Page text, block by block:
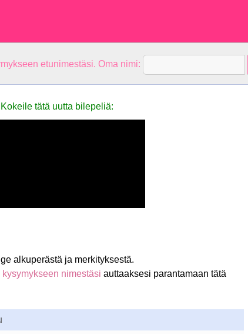
etunimestäsi. Oma nimi:
Kokeile tätä uutta bilepeliä:
alkuperästä ja merkityksestä.
kysymykseen nimestäsi auttaaksesi parantamaan tätä